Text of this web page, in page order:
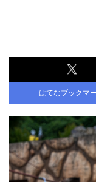
はてなブックマ